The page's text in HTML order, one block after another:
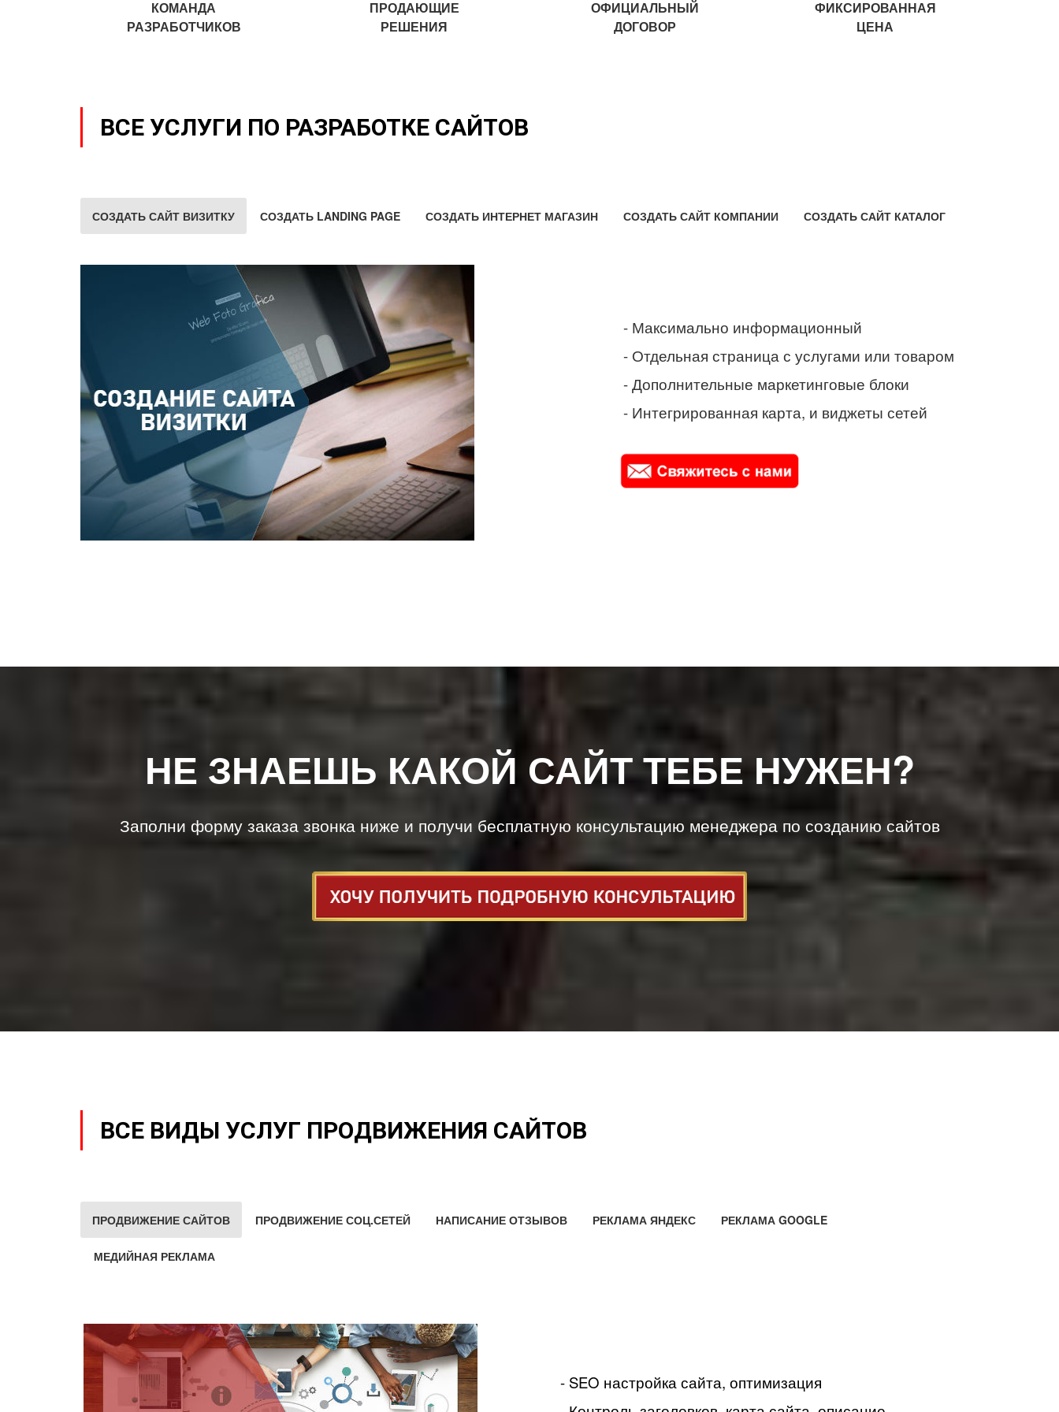
КОМАНДА
РАЗРАБОТЧИКОВ
ПРОДАЮЩИЕ
РЕШЕНИЯ
ОФИЦИАЛЬНЫЙ
ДОГОВОР
ФИКСИРОВАННАЯ
ЦЕНА
ВСЕ УСЛУГИ ПО РАЗРАБОТКЕ САЙТОВ
СОЗДАТЬ САЙТ ВИЗИТКУ СОЗДАТЬ LANDING PAGE СОЗДАТЬ ИНТЕРНЕТ МАГАЗИН СОЗДАТЬ САЙТ КОМПАНИИ СОЗДАТЬ САЙТ КАТАЛОГ
- Максимально информационный
- Отдельная страница с услугами или товаром
- Дополнительные маркетинговые блоки
- Интегрированная карта, и виджеты сетей
НЕ ЗНАЕШЬ КАКОЙ САЙТ ТЕБЕ НУЖЕН?
Заполни форму заказа звонка ниже и получи бесплатную консультацию менеджера по созданию сайтов
ВСЕ ВИДЫ УСЛУГ ПРОДВИЖЕНИЯ САЙТОВ
ПРОДВИЖЕНИЕ САЙТОВ ПРОДВИЖЕНИЕ СОЦ.СЕТЕЙ НАПИСАНИЕ ОТЗЫВОВ РЕКЛАМА ЯНДЕКС РЕКЛАМА GOOGLE
МЕДИЙНАЯ РЕКЛАМА
- SEO настройка сайта, оптимизация